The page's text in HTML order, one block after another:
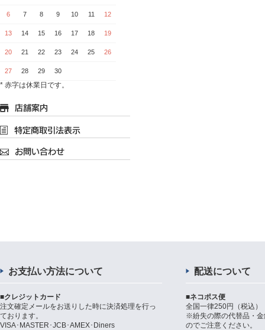
6 7 8 9 10 11 12
13 14 15 16 17 18 19
20 21 22 23 24 25 26
27 28 29 30
* 赤字は休業日です。
お支払い方法について
■クレジットカード
注文確定メールをお送りした時に決済処理を行っ
ております。
VISA･MASTER･JCB･AMEX･Diners
配送について
■ネコポス便
全国一律250円（税込）
※紛失の際の代替品・
のでご注意ください。